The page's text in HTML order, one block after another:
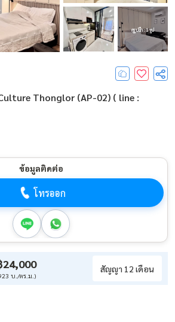
ดูรูปอีก : 1 รูป
Thonglor (AP-02) ( line :
ข้อมูลติดต่อ
โทรออก
24,000
บ./ตร.ม.)
สัญญา 12 เดือน